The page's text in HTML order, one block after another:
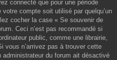
connecté que pour une période
votre compte soit utilisé par quelqu’un
cocher la case « Se souvenir de
Ceci n’est pas recommandé si
public, comme une librairie,
vous n’arrivez pas à trouver cette
administrateur du forum ait désactivé